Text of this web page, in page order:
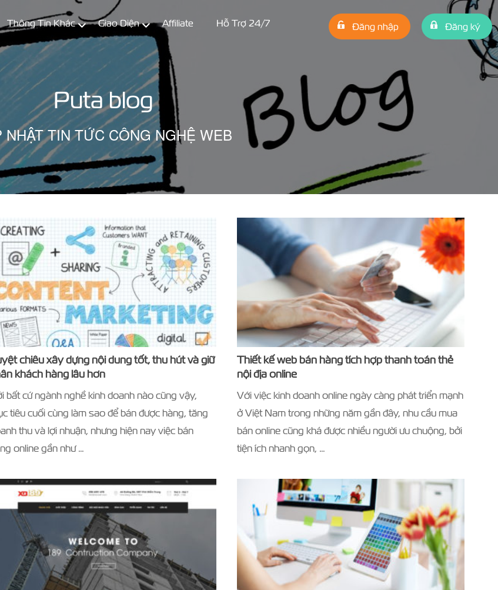
Thông Tin Khác Giao Diện Affiliate Hỗ Trợ 24/7 Đăng nhập Đăng ký
Puta blog
NHẬT TIN TỨC CÔNG NGHỆ WEB
chiêu xây dựng nội dung tốt, thu hút và giữ
khách hàng lâu hơn
bất cứ ngành nghề kinh doanh nào cũng vậy,
tiêu cuối cùng làm sao để bán được hàng, tăng
thu và lợi nhuận, nhưng hiện nay việc bán
online gần như …
Thiết kế web bán hàng tích hợp thanh toán thẻ
nội địa online
Với việc kinh doanh online ngày càng phát triển mạnh
ở Việt Nam trong những năm gần đây, nhu cầu mua
bán online cũng khá được nhiều người ưu chuộng, bởi
tiện ích nhanh gọn, …